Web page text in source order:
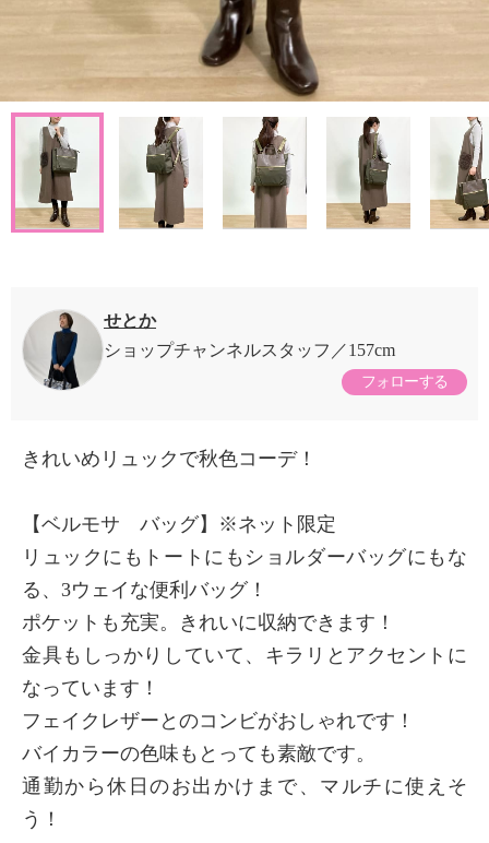
せとか
ショップチャンネルスタッフ
157cm
フォローする
きれいめリュックで秋色コーデ！
【ベルモサ バッグ】※ネット限定
リュックにもトートにもショルダーバッグにもな
る、3ウェイな便利バッグ！
ポケットも充実。きれいに収納できます！
金具もしっかりしていて、キラリとアクセントに
なっています！
フェイクレザーとのコンビがおしゃれです！
バイカラーの色味もとっても素敵です。
通勤から休日のお出かけまで、マルチに使えそ
う！